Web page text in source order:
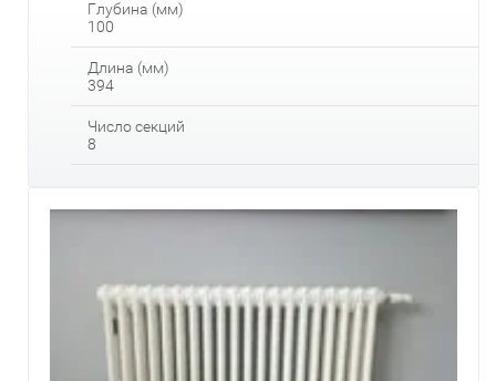
Глубина (мм)
100
Длина (мм)
394
Число секций
8